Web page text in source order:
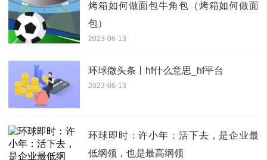
烤箱如何做面包牛角包（烤箱如何做面
包）
2023-06-13
环球微头条丨hf什么意思_hf平台
2023-06-13
环球即时：许小年：活下去，是企业最
低纲领，也是最高纲领